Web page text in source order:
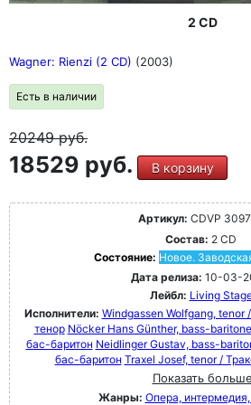
2 CD
Wagner: Rienzi (2 CD) (2003)
Есть в наличии
20249руб.
18529 руб. В корзину
Артикул: CDVP
Состав: 2 CD
Состояние: Новое.
Дата релиза: 10-03-
Лейбл: Living
Исполнители: Windgassen Wolfgang, tenor
тенор Nöcker Hans Günther, bass-
бас-баритон Neidlinger Gustav, bass-
бас-баритон Traxel Josef, tenor /
Показать больше
Жанры: Опера, интермедия,